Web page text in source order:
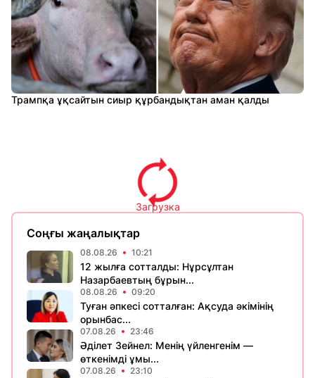
Трампқа ұқсайтын сиыр құрбандықтан аман қалды
Загрузка
Соңғы жаңалықтар
08.08.26 10:21
12 жылға сотталды: Нұрсұлтан
Назарбаевтың бұрын...
08.08.26 09:20
Туған әпкесі сотталған: Ақсуда әкімінің
орынбас...
07.08.26 23:46
Әділет Зейнел: Менің үйленгенім —
өткенімді ұмы...
07.08.26 23:10